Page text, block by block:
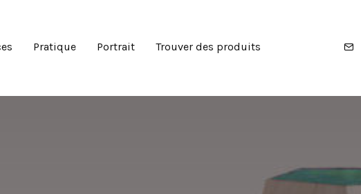
Pratique Portrait Trouver des produits